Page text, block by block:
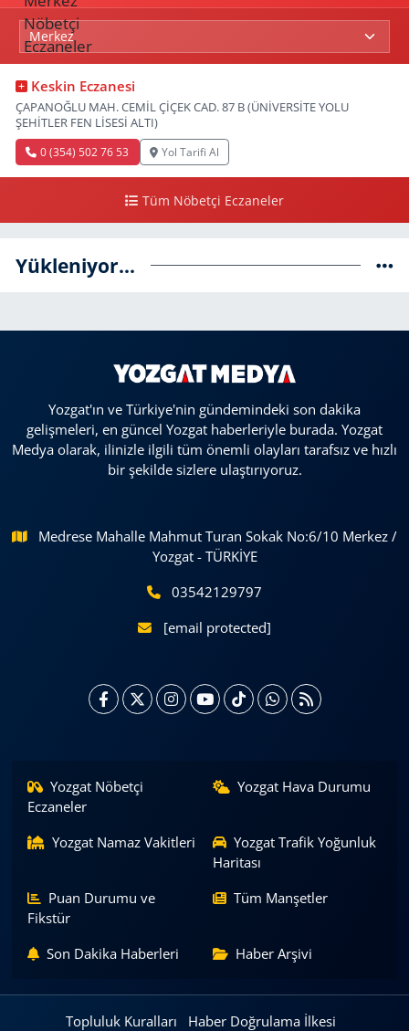
Keskin Eczanesi
ÇAPANOĞLU MAH. CEMİL ÇİÇEK CAD. 87 B (ÜNİVERSİTE YOLU
ŞEHİTLER FEN LİSESİ ALTI)
0 (354) 502 76 53 Yol Tarifi Al
Tüm Nöbetçi Eczaneler
Yükleniyor...
Yozgat'ın ve Türkiye'nin gündemindeki son dakika
gelişmeleri, en güncel Yozgat haberleriyle burada. Yozgat
Medya olarak, ilinizle ilgili tüm önemli olayları tarafsız ve hızlı
bir şekilde sizlere ulaştırıyoruz.
Medrese Mahalle Mahmut Turan Sokak No:6/10 Merkez /
Yozgat - TÜRKİYE
03542129797
[email protected]
Yozgat Nöbetçi
Eczaneler
Yozgat Hava Durumu
Yozgat Namaz Vakitleri
Yozgat Trafik Yoğunluk
Haritası
Puan Durumu ve
Fikstür
Tüm Manşetler
Son Dakika Haberleri Haber Arşivi
Topluluk Kuralları
Haber Doğrulama İlkesi